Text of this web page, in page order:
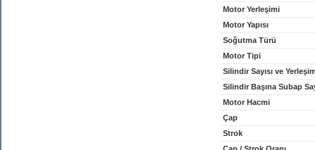
Motor Yerleşimi
Motor Yapısı
Soğutma Türü
Motor Tipi
Silindir Sayısı ve
Silindir Başına Subap
Motor Hacmi
Çap
Strok